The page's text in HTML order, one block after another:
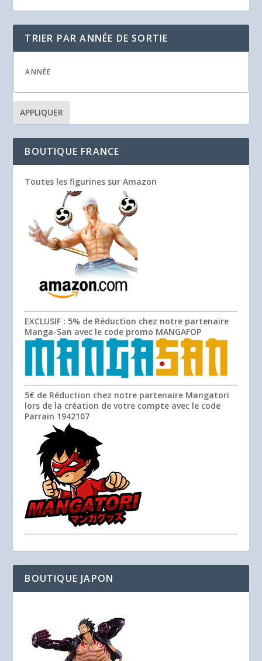
TRIER PAR ANNÉE DE SORTIE
APPLIQUER
BOUTIQUE FRANCE
Toutes les figurines sur Amazon
EXCLUSIF : 5% de Réduction chez notre partenaire
Manga-San avec le code promo MANGAFOP
5€ de Réduction chez notre partenaire Mangatori
lors de la création de votre compte avec le code
Parrain 1942107
BOUTIQUE JAPON